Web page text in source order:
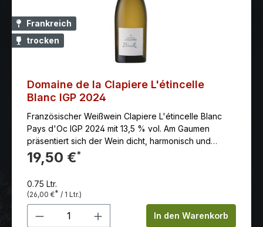
Frankreich
trocken
Domaine de la Clapiere L'étincelle
Blanc IGP 2024
Französischer Weißwein Clapiere L'étincelle Blanc
Pays d'Oc IGP 2024 mit 13,5 % vol. Am Gaumen
präsentiert sich der Wein dicht, harmonisch und
packend. Die animierende Säure (angestoßen durch
den Gros Manseng) fängt den Schmelz und die Kraft
beachtlich lang und hallt wunderbar auf Noten von
kandierter Zitrone nach.
19,50 €*
0.75 Ltr.
(26,00 €* / 1 Ltr.)
Produkt Anzahl: Gib denIn den Warenkorb